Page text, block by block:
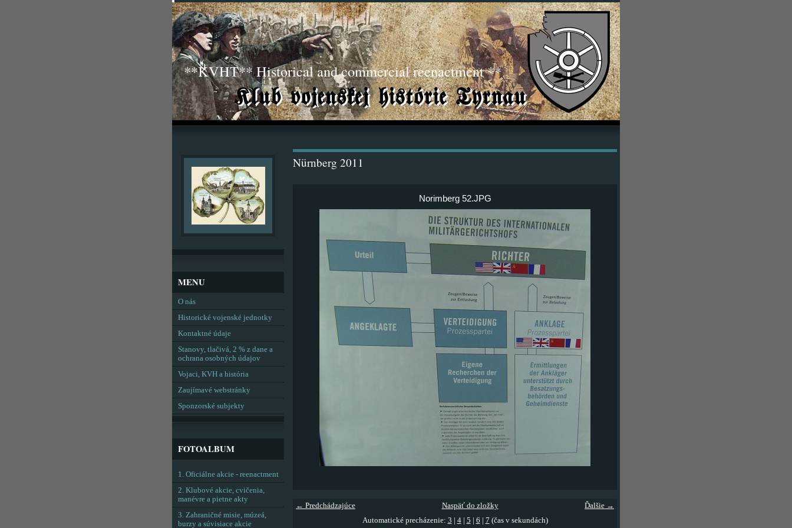
**KVHT** Historical and commercial reenactment **
Nürnberg 2011
Norimberg 52.JPG
← Predchádzajúce Ďalšie →
Naspäť do zložky
Automatické precházenie: 3 4| 5 6 7 (čas v sekundách)
MENU
O nás
Historické vojenské jednotky
Kontaktné údaje
Stanovy, tlačivá, 2 % z dane a
ochrana osobných údajov
Vojaci, KVH a história
Zaujímavé webstránky
Sponzorské subjekty
FOTOALBUM
1. Oficiálne akcie - reenactment
2. Klubové akcie, cvičenia,
manévre a pietne akty
3. Zahraničné misie, múzeá,
burzy a súvisiace akcie